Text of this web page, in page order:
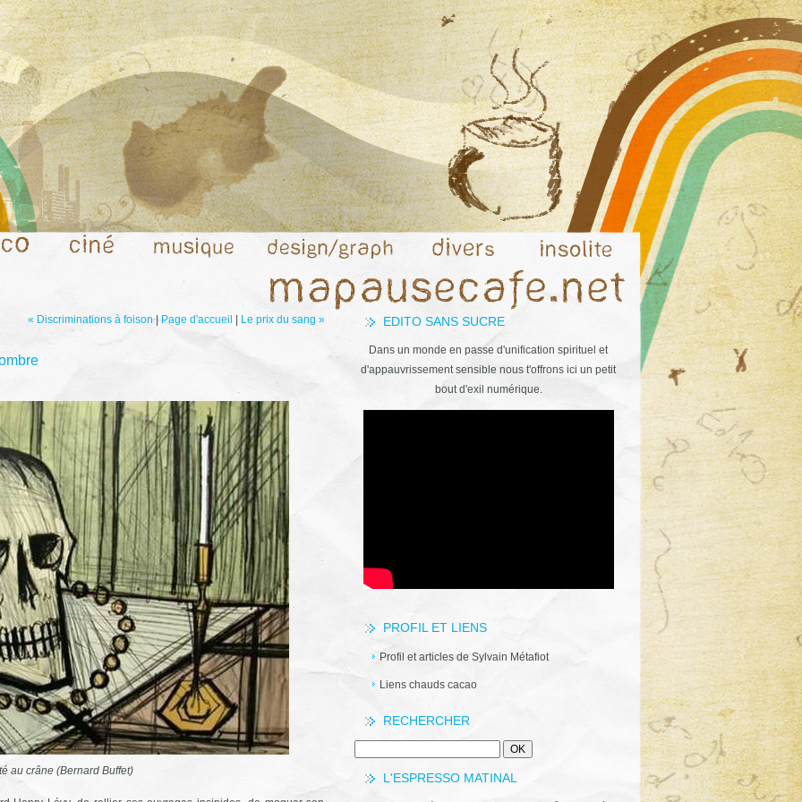
EDITO SANS SUCRE
Dans un monde en passe d'unification spirituel et
d'appauvrissement sensible nous t'offrons ici un petit
bout d'exil numérique.
PROFIL ET LIENS
Profil et articles de Sylvain Métafiot
Liens chauds cacao
RECHERCHER
L'ESPRESSO MATINAL
« Discriminations à foison| Page d'accueil Le prix du sang »
au crâne (Bernard Buffet)